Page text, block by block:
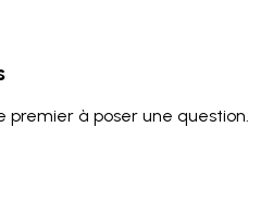
premier à poser une question.